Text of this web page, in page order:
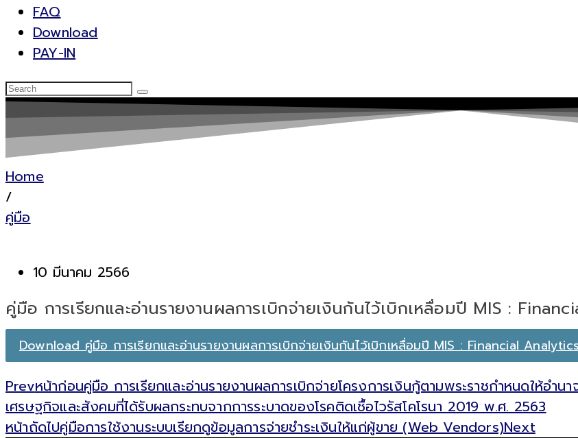
FAQ
Download
PAY-IN
Home
/
คู่มือ
10 มีนาคม 2566
คู่มือ การเรียกและอ่านรายงานผลการเบิกจ่ายเงินกันไว้เบิกเหลื่อมปี MIS :
Download คู่มือ การเรียกและอ่านรายงานผลการเบิกจ่ายเงินกันไว้เบิกเหลื่อมปี MIS : Financial
Prevหน้าก่อนคู่มือ การเรียกและอ่านรายงานผลการเบิกจ่ายโครงการเงินกู้ตามพระราชกำหนดให้อำ
เศรษฐกิจและสังคมที่ได้รับผลกระทบจากการระบาดของโรคติดเชื้อไวรัสโคโรนา 2019 พ.ศ. 2563
หน้าถัดไปคู่มือการใช้งานระบบเรียกดูข้อมูลการจ่ายชำระเงินให้แก่ผู้ขาย (Web Vendors)Next